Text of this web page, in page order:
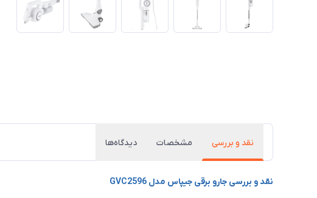
نقد و بررسی مشخصات دیدگاه‌ها
نقد و بررسی جارو برقی جیپاس مدل GVC2596